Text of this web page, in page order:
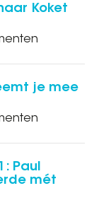
Koket
je mee
Paul
mét